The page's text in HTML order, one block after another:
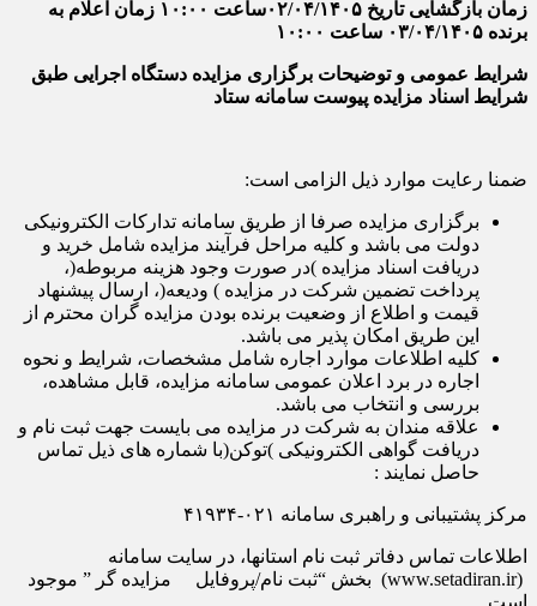
زمان بازگشایی تاریخ ۰۲/۰۴/۱۴۰۵ساعت ۱۰:۰۰ زمان اعلام به
برنده
۰۳/۰۴/۱۴۰۵ ساعت ۱۰:۰۰
شرایط عمومی و توضیحات برگزاری مزایده دستگاه اجرایی طبق
شرایط اسناد مزایده پیوست سامانه ستاد
ضمنا رعایت موارد ذیل الزامی است:
برگزاری مزایده صرفا از طریق سامانه تدارکات الکترونیکی
دولت می باشد و کلیه مراحل فرآیند مزایده شامل خرید و
دریافت اسناد مزایده )در صورت وجود هزینه مربوطه(،
پرداخت تضمین شرکت در مزایده ) ودیعه(، ارسال پیشنهاد
قیمت و اطلاع از وضعیت برنده بودن مزایده گران محترم از
این طریق امکان پذیر می باشد.
کلیه اطلاعات موارد اجاره شامل مشخصات، شرایط و نحوه
اجاره در برد اعلان عمومی سامانه مزایده، قابل مشاهده،
بررسی و انتخاب می باشد.
علاقه مندان به شرکت در مزایده می بایست جهت ثبت نام و
دریافت گواهی الکترونیکی )توکن(با شماره های ذیل تماس
حاصل نمایند :
مرکز پشتیبانی و راهبری سامانه ۰۲۱-۴۱۹۳۴
اطلاعات تماس دفاتر ثبت نام استانها، در سایت سامانه
(www.setadiran.ir) بخش “ثبت نام/پروفایل مزایده گر ” موجود
است.